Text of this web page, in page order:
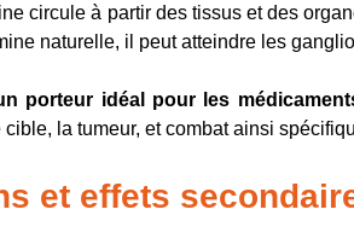
circule à partir des tissus et des
naturelle, il peut atteindre les
porteur idéal pour les
cible, la tumeur, et combat ainsi
et effets